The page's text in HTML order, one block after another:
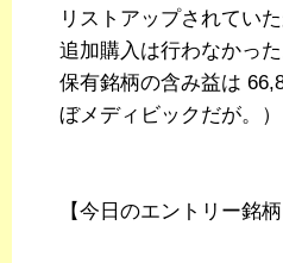
リストアップされてい
追加購入は行わなかった
保有銘柄の含み益は
ぼメディビックだが。）
【今日のエントリー銘柄